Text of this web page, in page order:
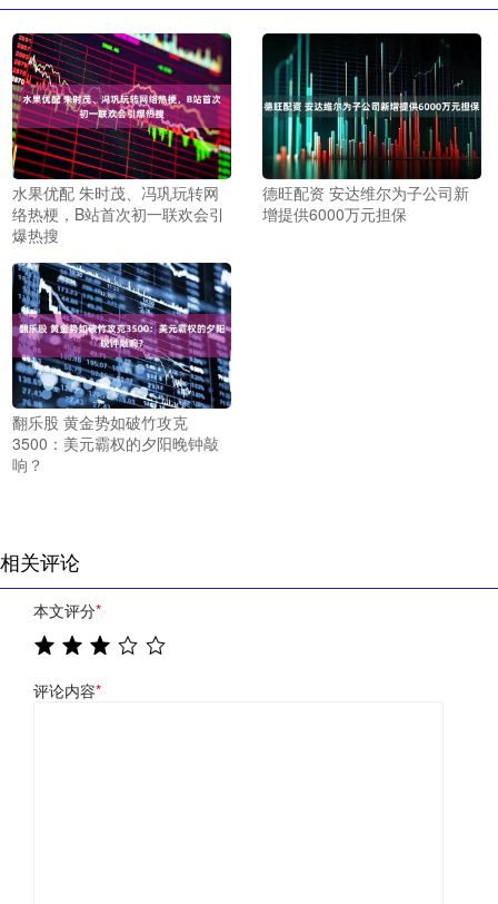
水果优配 朱时茂、冯巩玩转网
络热梗，B站首次初一联欢会引
爆热搜
德旺配资 安达维尔为子公司新
增提供6000万元担保
翻乐股 黄金势如破竹攻克
3500：美元霸权的夕阳晚钟敲
响？
相关评论
本文评分*
评论内容*